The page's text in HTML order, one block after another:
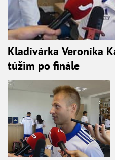
Kladivárka Veronika
túžim po finále